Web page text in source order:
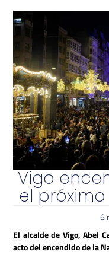
Vigo
el
6
El alcalde de Vigo, Abel
acto del encendido de la